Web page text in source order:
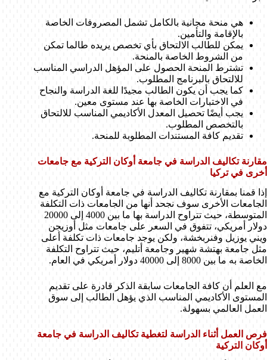
هي منحة مجانية بالكامل تشمل المصروفات الخاصة
بالإقامة والتأمين.
يمكن للطالب الالتحاق بأي تخصص يريده طالما تمكن
من الشروط الخاصة بالمنحة.
تشترط المنحة الحصول على المؤهل الدراسي المناسب
للالتحاق بالبرنامج المطلوب.
كما يجب أن يكون الطالب مجيدًا للغة الدراسة والنجاح
في الاختبارات الخاصة بها عند مستوى معين.
يجب أيضًا تحصيل المعدل الأكاديمي المناسب للالتحاق
بالتخصص المطلوب.
تقديم كافة المستندات المطلوبة للمنحة.
مقارنة تكاليف الدراسة في جامعة أوكان التركية مع جامعات
أخرى في تركيا
إذا قمنا بمقارنة تكاليف الدراسة في جامعة أوكان التركية مع
الجامعات الأخرى سوف نجحد أنها من الجامعات ذات التكلفة
المتوسطة، حيث تتراوح الدراسة بها ما بين 4000 إلى 20000
دولار أمريكي، تتفوق في السعر على جامعات مثل أوزيجن
ويني يوزيل وفنربخشة، ولكن يوجد جامعات ذات تكلفة أعلى
مثل جامعة بهتشة شهير وجامعة أتليم، حيث تتراوح التكلفة
الخاصة به ما بين 8000 إلى 40000 دولار أمريكي في العام.
مع العلم أن كافة الجامعات سابقة الذكر قادرة على تقديم
المستوى الأكاديمي المناسب الذي يؤهل الطالب إلى سوق
العمل العالمي بسهولة.
فرص العمل أثناء الدراسة لتغطية تكاليف الدراسة في جامعة
أوكان التركية